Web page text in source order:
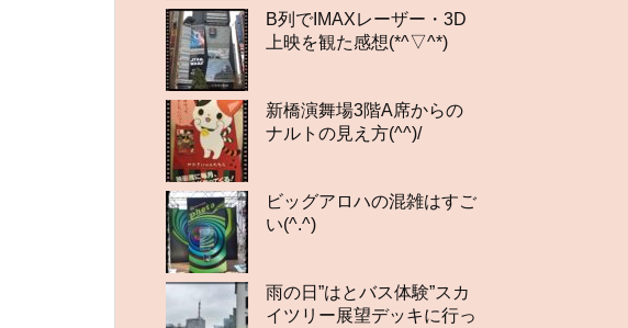
B列でIMAXレーザー・3D
上映を観た感想(*^▽^*)
新橋演舞場3階A席からの
ナルトの見え方(^^)/
ビッグアロハの混雑はすご
い(^.^)
雨の日”はとバス体験”スカ
イツリー展望デッキに行っ